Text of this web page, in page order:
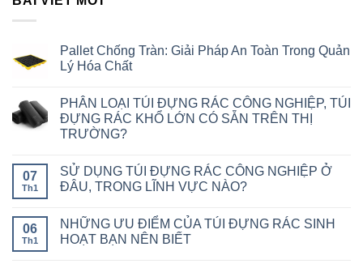
Pallet Chống Tràn: Giải Pháp An Toàn Trong Quản
Lý Hóa Chất
PHÂN LOẠI TÚI ĐỰNG RÁC CÔNG NGHIỆP, TÚI
ĐỰNG RÁC KHỔ LỚN CÓ SẴN TRÊN THỊ
TRƯỜNG?
07
Th1
SỬ DỤNG TÚI ĐỰNG RÁC CÔNG NGHIỆP Ở
ĐÂU, TRONG LĨNH VỰC NÀO?
06
Th1
NHỮNG ƯU ĐIỂM CỦA TÚI ĐỰNG RÁC SINH
HOẠT BẠN NÊN BIẾT